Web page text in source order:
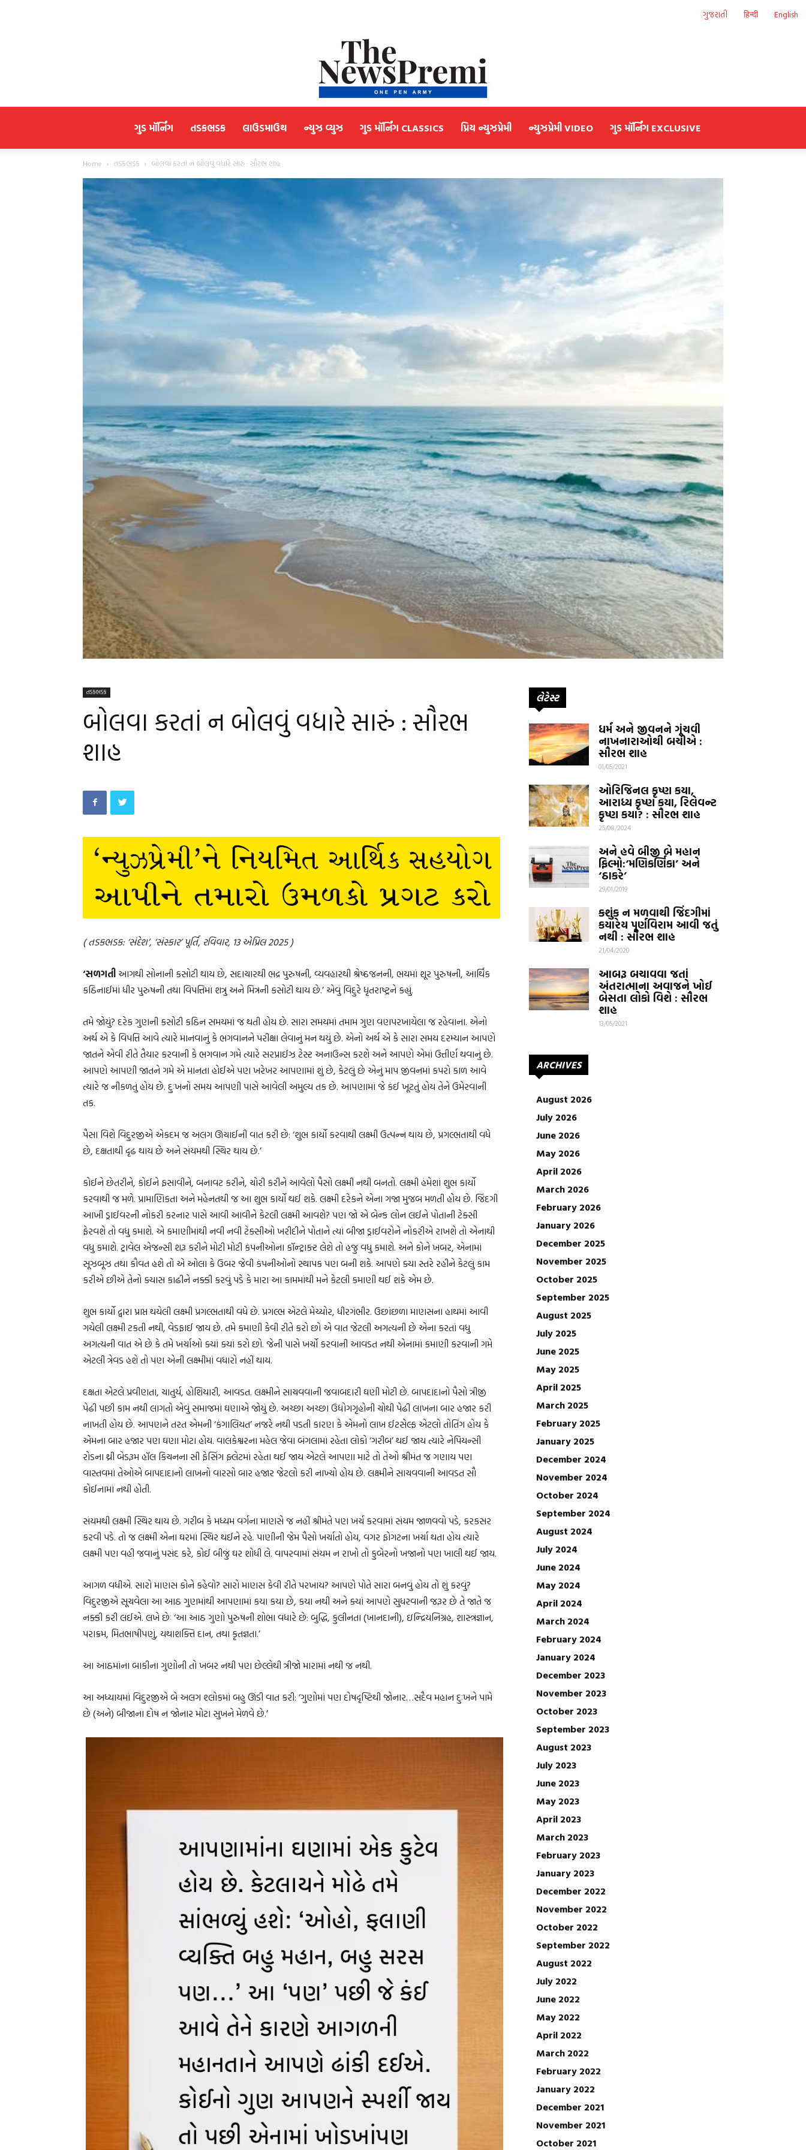
ગુજરાતી हिन्दी English
Gujarati
ગુડ મૉર્નિંગ તડકભડક લાઉડમાઉથ ન્યુઝ વ્યુઝ ગુડ મૉર્નિંગ CLASSICS પ્રિય ન્યુઝપ્રેમી ન્યુઝપ્રેમી VIDEO ગુડ મૉર્નિંગ EXCLUSIVE
Home તડકભડક બોલવા કરતાં ન બોલવું વધારે સારું : સૌરભ શાહ
તડકભડક
બોલવા કરતાં ન બોલવું વધારે સારું : સૌરભ
શાહ
( તડકભડક: ‘સંદેશ’, ‘સંસ્કાર’ પૂર્તિ, રવિવાર, 13 એપ્રિલ 2025 )
‘સળગતી આગથી સોનાની કસોટી થાય છે, સદાચારથી ભદ્ર પુરુષની, વ્યવહારથી શ્રેષ્ઠજનની, ભયમાં શૂર પુરુષની, આર્થિક
કઠિનાઈમાં ધીર પુરુષની તથા વિપત્તિમાં શત્રુ અને મિત્રની કસોટી થાય છે.’ એવું વિદુરે ધૃતરાષ્ટ્રને કહ્યું.
તમે જોયું? દરેક ગુણની કસોટી કઠિન સમયમાં જ થતી હોય છે. સારા સમયમાં તમામ ગુણ વણપરખાયેલા જ રહેવાના. એનો
અર્થ એ કે વિપત્તિ આવે ત્યારે માનવાનું કે ભગવાનને પરીક્ષા લેવાનું મન થયું છે. એનો અર્થ એ કે સારા સમય દરમ્યાન આપણે
જાતને એવી રીતે તૈયાર કરવાની કે ભગવાન ગમે ત્યારે સરપ્રાઈઝ ટેસ્ટ અનાઉન્સ કરશે અને આપણે એમાં ઉત્તીર્ણ થવાનું છે.
આપણે આપણી જાતને ગમે એ માનતા હોઈએ પણ ખરેખર આપણામાં શું છે, કેટલું છે એનું માપ જીવનમાં કપરો કાળ આવે
ત્યારે જ નીકળતું હોય છે. દુઃખનો સમય આપણી પાસે આવેલી અમુલ્ય તક છે. આપણામાં જે કંઈ ખૂટતું હોય તેને ઉમેરવાની
તક.
પૈસા વિશે વિદુરજીએ એકદમ જ અલગ ઊંચાઈની વાત કરી છે: ‘શુભ કાર્યો કરવાથી લક્ષ્મી ઉત્પન્ન થાય છે, પ્રગલ્ભતાથી વધે
છે, દક્ષતાથી દૃઢ થાય છે અને સંયમથી સ્થિર થાય છે.’
કોઈને છેતરીને, કોઈને ફસાવીને, બનાવટ કરીને, ચોરી કરીને આવેલો પૈસો લક્ષ્મી નથી બનતો. લક્ષ્મી હંમેશાં શુભ કાર્યો
કરવાથી જ મળે. પ્રામાણિકતા અને મહેનતથી જ આ શુભ કાર્યો થઈ શકે. લક્ષ્મી દરેકને એના ગજા મુજબ મળતી હોય છે. જિંદગી
આખી ડ્રાઈવરની નોકરી કરનાર પાસે આવી આવીને કેટલી લક્ષ્મી આવશે? પણ જો એ બેન્ક લોન લઈને પોતાની ટેક્સી
ફેરવશે તો વધુ કમાશે. એ કમાણીમાંથી નવી નવી ટેક્સીઓ ખરીદીને પોતાને ત્યાં બીજા ડ્રાઈવરોને નોકરીએ રાખશે તો એનાથી
વધુ કમાશે. ટ્રાવેલ એજન્સી શરૂ કરીને મોટી મોટી કંપનીઓના કૉન્ટ્રાક્ટ લેશે તો હજુ વધુ કમાશે. અને કોને ખબર, એનામાં
સૂઝબૂઝ તથા કૌવત હશે તો એ ઓલા કે ઉબર જેવી કંપનીઓનો સ્થાપક પણ બની શકે. આપણે ક્યા સ્તરે રહીને કેટલું કામ
કરીએ છીએ તેનો ક્યાસ કાઢીને નક્કી કરવું પડે કે મારા આ કામમાંથી મને કેટલી કમાણી થઈ શકે એમ છે.
શુભ કાર્યો દ્વારા પ્રાપ્ત થયેલી લક્ષ્મી પ્રગલ્ભતાથી વધે છે. પ્રગલ્ભ એટલે મેચ્યોર, ધીરગંભીર. ઉછાંછળા માણસના હાથમાં આવી
ગયેલી લક્ષ્મી ટકતી નથી, વેડફાઈ જાય છે. તમે કમાણી કેવી રીતે કરો છો એ વાત જેટલી અગત્યની છે એના કરતાં વધુ
અગત્યની વાત એ છે કે તમે ખર્ચાઓ ક્યાં ક્યાં કરો છો. જેની પાસે ખર્ચો કરવાની આવડત નથી એનામાં કમાણી કરવાની ગમે
એટલી ત્રેવડ હશે તો પણ એની લક્ષ્મીમાં વધારો નહીં થાય.
દક્ષતા એટલે પ્રવીણતા, ચાતુર્ય, હોશિયારી, આવડત. લક્ષ્મીને સાચવવાની જવાબદારી ઘણી મોટી છે. બાપદાદાનો પૈસો ત્રીજી
પેઢી પછી કામ નથી લાગતો એવું સમાજમાં ઘણાએ જોયું છે. અચ્છા અચ્છા ઉદ્યોગગૃહોની ચોથી પેઢી લાખના બાર હજાર કરી
નાખતી હોય છે. આપણને તરત એમની ‘કંગાલિયત’ નજરે નથી પડતી કારણ કે એમનો લાખ ઈટસેલ્ફ એટલો તોતિંગ હોય કે
એમના બાર હજાર પણ ઘણા મોટા હોય. વાલકેશ્વરના મહેલ જેવા બંગલામાં રહેતા લોકો ‘ગરીબ’ થઈ જાય ત્યારે નેપિયન્સી
રોડના થ્રી બેડરૂમ હૉલ કિચનના સી ફેસિંગ ફ્લેટમાં રહેતા થઈ જાય એટલે આપણા માટે તો તેઓ શ્રીમંત જ ગણાય પણ
વાસ્તવમાં તેઓએ બાપદાદાનો લાખનો વારસો બાર હજાર જેટલો કરી નાખ્યો હોય છે. લક્ષ્મીને સાચવવાની આવડત સૌ
કોઈનામાં નથી હોતી.
સંયમથી લક્ષ્મી સ્થિર થાય છે. ગરીબ કે મધ્યમ વર્ગના માણસે જ નહીં શ્રીમંતે પણ ખર્ચ કરવામાં સંયમ જાળવવો પડે, કરકસર
કરવી પડે. તો જ લક્ષ્મી એના ઘરમાં સ્થિર થઈને રહે. પાણીની જેમ પૈસો ખર્ચાતો હોય, વગર ફોગટના ખર્ચા થતા હોય ત્યારે
લક્ષ્મી પણ વહી જવાનું પસંદ કરે, કોઈ બીજું ઘર શોધી લે. વાપરવામાં સંયમ ન રાખો તો કુબેરનો ખજાનો પણ ખાલી થઈ જાય.
આગળ વધીએ. સારો માણસ કોને કહેવો? સારો માણસ કેવી રીતે પરખાય? આપણે પોતે સારા બનવું હોય તો શું કરવું?
વિદુરજીએ સૂચવેલા આ આઠ ગુણમાંથી આપણામાં કયા કયા છે, કયા નથી અને ક્યાં આપણે સુધરવાની જરૂર છે તે જાતે જ
નક્કી કરી લઈએ. લખે છેઃ ‘આ આઠ ગુણો પુરુષની શોભા વધારે છે: બુદ્ધિ, કુલીનતા (ખાનદાની), ઇન્દ્રિયનિગ્રહ, શાસ્ત્રજ્ઞાન,
પરાક્રમ, મિતભાષીપણું, યથાશક્તિ દાન, તથા કૃતજ્ઞતા.’
આ આઠમાંના બાકીના ગુણોની તો ખબર નથી પણ છેલ્લેથી ત્રીજો મારામાં નથી જ નથી.
આ અધ્યાયમાં વિદુરજીએ બે અલગ શ્લોકમાં બહુ ઊંડી વાત કરી: ‘ગુણોમાં પણ દોષદૃષ્ટિથી જોનાર…સદૈવ મહાન દુઃખને પામે
છે (અને) બીજાના દોષ ન જોનાર મોટા સુખને મેળવે છે.’
લેટેસ્ટ
ધર્મ અને જીવનને ગૂંચવી
નાખનારાઓથી બચીએ :
સૌરભ શાહ
01/05/2021
ઓરિજિનલ કૃષ્ણ કયા,
આરાધ્ય કૃષ્ણ કયા, રિલેવન્ટ
કૃષ્ણ કયા? : સૌરભ શાહ
25/08/2024
અને હવે બીજી બે મહાન
ફિલ્મો:‘મણિકર્ણિકા’ અને
‘ઠાકરે’
29/01/2019
કશુંક ન મળવાથી જિંદગીમાં
કયારેય પૂર્ણવિરામ આવી જતું
નથી : સૌરભ શાહ
21/04/2020
આબરૂ બચાવવા જતાં
અંતરાત્માના અવાજને ખોઈ
બેસતા લોકો વિશે : સૌરભ
શાહ
13/05/2021
ARCHIVES
August 2026
July 2026
June 2026
May 2026
April 2026
March 2026
February 2026
January 2026
December 2025
November 2025
October 2025
September 2025
August 2025
July 2025
June 2025
May 2025
April 2025
March 2025
February 2025
January 2025
December 2024
November 2024
October 2024
September 2024
August 2024
July 2024
June 2024
May 2024
April 2024
March 2024
February 2024
January 2024
December 2023
November 2023
October 2023
September 2023
August 2023
July 2023
June 2023
May 2023
April 2023
March 2023
February 2023
January 2023
December 2022
November 2022
October 2022
September 2022
August 2022
July 2022
June 2022
May 2022
April 2022
March 2022
February 2022
January 2022
December 2021
November 2021
October 2021